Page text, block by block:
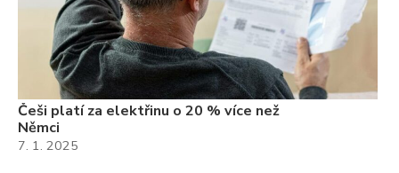
Češi platí za elektřinu o 20 % více než
Němci
7. 1. 2025